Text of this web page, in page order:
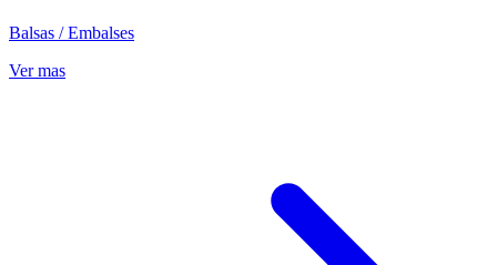
Balsas / Embalses
Ver mas